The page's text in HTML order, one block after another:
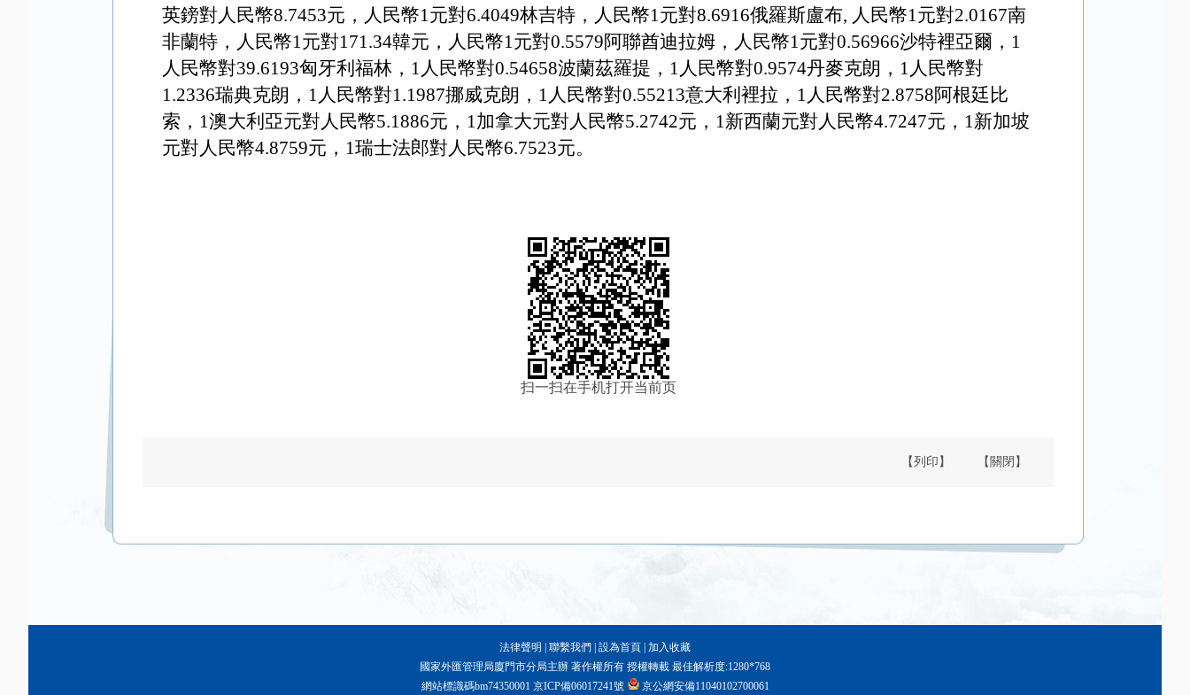
英鎊對人民幣8.7453元，人民幣1元對6.4049林吉特，人民幣1元對8.6916俄羅斯盧布, 人民幣1元對2.0167南
非蘭特，人民幣1元對171.34韓元， 人民幣1元對0.5579阿聯酋迪拉姆，人民幣1元對0.56966沙特裡亞爾，1
人民幣對39.6193匈牙利福林，1人民幣對0.54658波蘭茲羅提，1人民幣對0.9574丹麥克朗，1人民幣對
1.2336瑞典克朗，1人民幣對1.1987挪威克朗，1人民幣對0.55213意大利裡拉，1人民幣對2.8758阿根廷比
索， 1澳大利亞元對人民幣5.1886元，1加拿大元對人民幣5.2742元，1新西蘭元對人民幣4.7247元，1新加坡
元對人民幣4.8759元，1瑞士法郎對人民幣6.7523元。
扫一扫在手机打开当前页
【列印】 【關閉】
法律聲明 聯繫我們 設為首頁 加入收藏
國家外匯管理局廈門市分局主辦 著作權所有 授權轉載 最佳解析度:1280*768
網站標識碼bm74350001京ICP備06017241號 京公網安備11040102700061